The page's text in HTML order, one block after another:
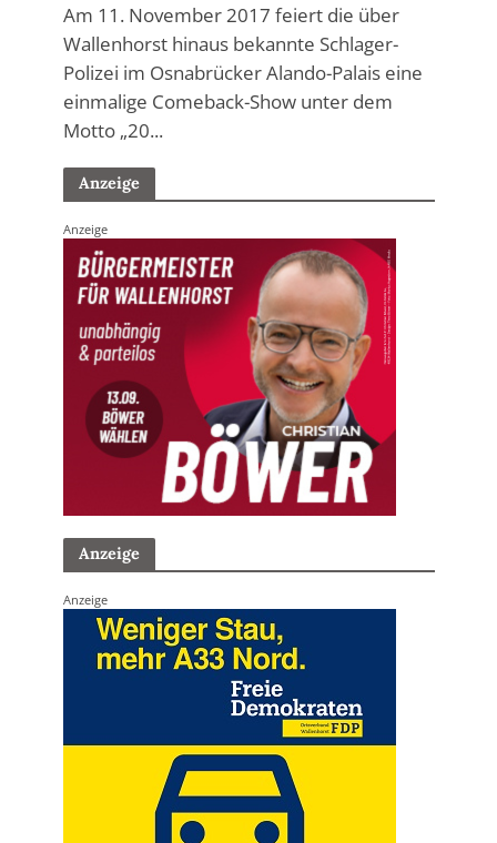
Am 11. November 2017 feiert die über
Wallenhorst hinaus bekannte Schlager-
Polizei im Osnabrücker Alando-Palais eine
einmalige Comeback-Show unter dem
Motto „20...
Anzeige
Anzeige
Anzeige
Anzeige